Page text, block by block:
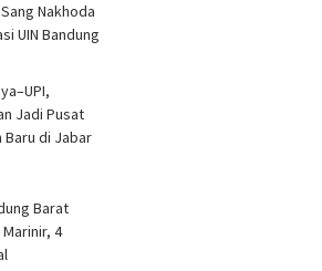
Pertamina Patra Niaga, PLN
Nusantara Power UP
bagi Anak Penyintas Gempa
di Sigi
Nakhoda
UIN Bandung
Jadi Pusat
di Jabar
Barat
4